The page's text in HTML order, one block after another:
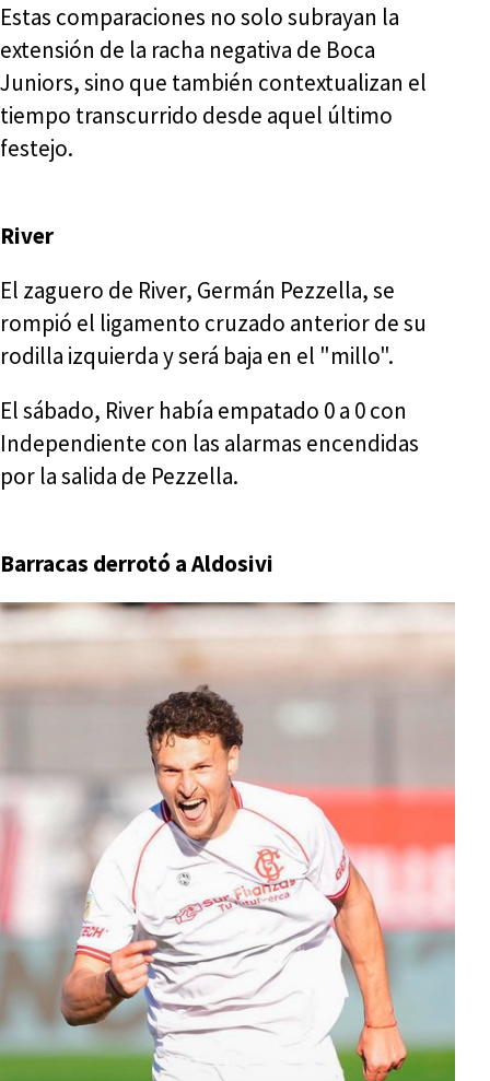
Estas comparaciones no solo subrayan la
extensión de la racha negativa de Boca
Juniors, sino que también contextualizan el
tiempo transcurrido desde aquel último
festejo.
River
El zaguero de River, Germán Pezzella, se
rompió el ligamento cruzado anterior de su
rodilla izquierda y será baja en el "millo".
El sábado, River había empatado 0 a 0 con
Independiente con las alarmas encendidas
por la salida de Pezzella.
Barracas derrotó a Aldosivi